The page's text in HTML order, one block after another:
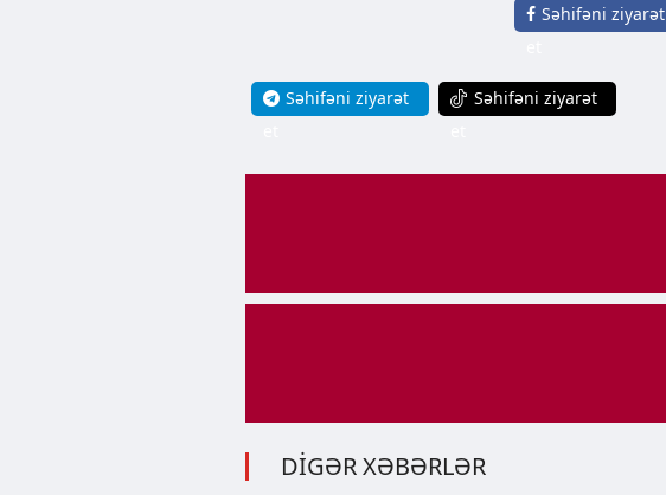
Səhifəni ziyarət
Səhifəni ziyarət
Səhifəni ziyarət
DİGƏR XƏBƏRLƏR